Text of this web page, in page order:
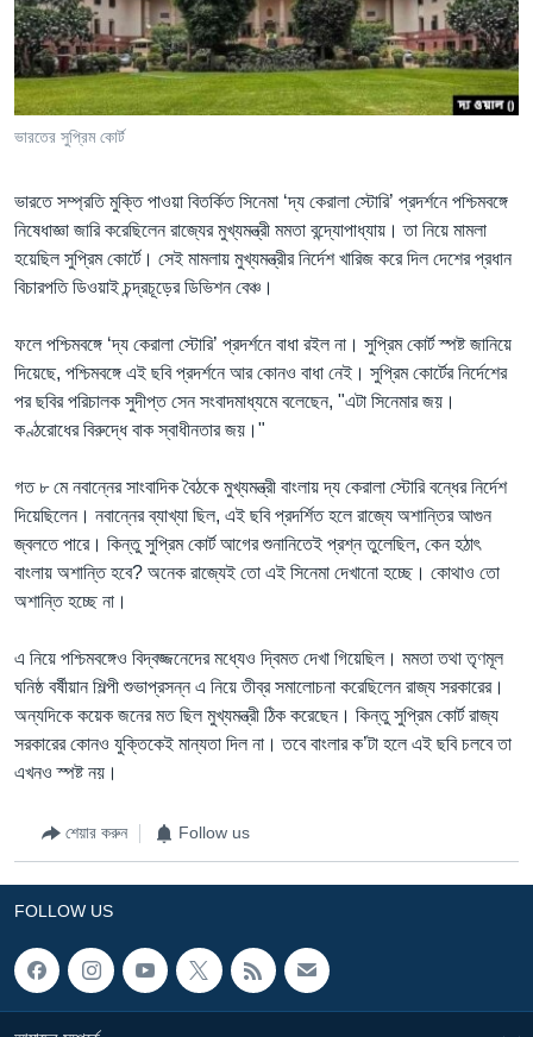
Learning English
FOLLOW US
ভারতের সুপ্রিম কোর্ট
ভারতে সম্প্রতি মুক্তি পাওয়া বিতর্কিত সিনেমা ‘দ্য কেরালা স্টোরি’ প্রদর্শনে পশ্চিমবঙ্গে
নিষেধাজ্ঞা জারি করেছিলেন রাজ্যের মুখ্যমন্ত্রী মমতা বন্দ্যোপাধ্যায়। তা নিয়ে মামলা
হয়েছিল সুপ্রিম কোর্টে। সেই মামলায় মুখ্যমন্ত্রীর নির্দেশ খারিজ করে দিল দেশের প্রধান
বিচারপতি ডিওয়াই চন্দ্রচূড়ের ডিভিশন বেঞ্চ।
ফলে পশ্চিমবঙ্গে ‘দ্য কেরালা স্টোরি’ প্রদর্শনে বাধা রইল না। সুপ্রিম কোর্ট স্পষ্ট জানিয়ে
দিয়েছে, পশ্চিমবঙ্গে এই ছবি প্রদর্শনে আর কোনও বাধা নেই। সুপ্রিম কোর্টের নির্দেশের
পর ছবির পরিচালক সুদীপ্ত সেন সংবাদমাধ্যমে বলেছেন, "এটা সিনেমার জয়।
কণ্ঠরোধের বিরুদ্ধে বাক স্বাধীনতার জয়।"
গত ৮ মে নবান্নের সাংবাদিক বৈঠকে মুখ্যমন্ত্রী বাংলায় দ্য কেরালা স্টোরি বন্ধের নির্দেশ
দিয়েছিলেন। নবান্নের ব্যাখ্যা ছিল, এই ছবি প্রদর্শিত হলে রাজ্যে অশান্তির আগুন
জ্বলতে পারে। কিন্তু সুপ্রিম কোর্ট আগের শুনানিতেই প্রশ্ন তুলেছিল, কেন হঠাৎ
বাংলায় অশান্তি হবে? অনেক রাজ্যেই তো এই সিনেমা দেখানো হচ্ছে। কোথাও তো
অশান্তি হচ্ছে না।
এ নিয়ে পশ্চিমবঙ্গেও বিদ্বজ্জনেদের মধ্যেও দ্বিমত দেখা গিয়েছিল। মমতা তথা তৃণমূল
ঘনিষ্ঠ বর্ষীয়ান শিল্পী শুভাপ্রসন্ন এ নিয়ে তীব্র সমালোচনা করেছিলেন রাজ্য সরকারের।
অন্যদিকে কয়েক জনের মত ছিল মুখ্যমন্ত্রী ঠিক করেছেন। কিন্তু সুপ্রিম কোর্ট রাজ্য
সরকারের কোনও যুক্তিকেই মান্যতা দিল না। তবে বাংলার ক’টা হলে এই ছবি চলবে তা
এখনও স্পষ্ট নয়।
শেয়ার করুন Follow us
FOLLOW US